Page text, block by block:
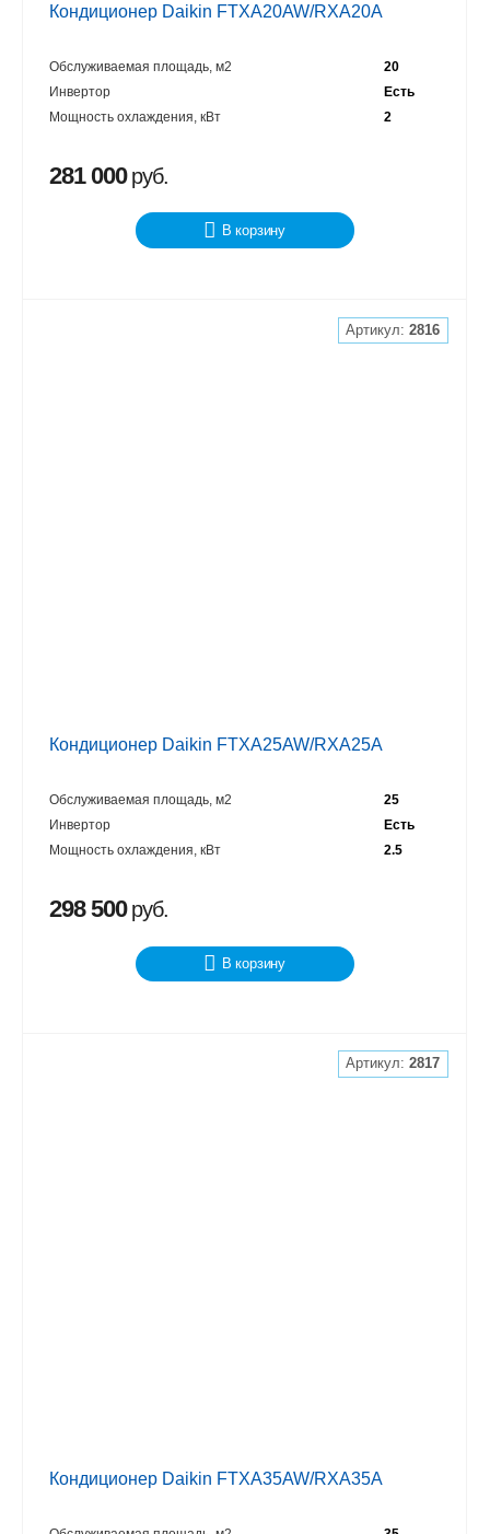
Кондиционер Daikin FTXA20AW/RXA20A
Обслуживаемая площадь, м2
20
Инвертор
Есть
Мощность охлаждения, кВт
2
281 000руб.
В корзину
Артикул:2816
Кондиционер Daikin FTXA25AW/RXA25A
Обслуживаемая площадь, м2
25
Инвертор
Есть
Мощность охлаждения, кВт
2.5
298 500руб.
В корзину
Артикул:2817
Кондиционер Daikin FTXA35AW/RXA35A